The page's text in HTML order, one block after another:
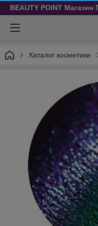
BEAUTY POINT
Каталог косметики